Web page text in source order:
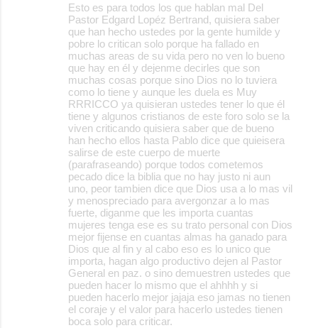
Esto es para todos los que hablan mal Del
Pastor Edgard Lopéz Bertrand, quisiera saber
que han hecho ustedes por la gente humilde y
pobre lo critican solo porque ha fallado en
muchas areas de su vida pero no ven lo bueno
que hay en él y dejenme decirles que son
muchas cosas porque sino Dios no lo tuviera
como lo tiene y aunque les duela es Muy
RRRICCO ya quisieran ustedes tener lo que él
tiene y algunos cristianos de este foro solo se la
viven criticando quisiera saber que de bueno
han hecho ellos hasta Pablo dice que quieisera
salirse de este cuerpo de muerte
(parafraseando) porque todos cometemos
pecado dice la biblia que no hay justo ni aun
uno, peor tambien dice que Dios usa a lo mas vil
y menospreciado para avergonzar a lo mas
fuerte, diganme que les importa cuantas
mujeres tenga ese es su trato personal con Dios
mejor fijense en cuantas almas ha ganado para
Dios que al fin y al cabo eso es lo unico que
importa, hagan algo productivo dejen al Pastor
General en paz. o sino demuestren ustedes que
pueden hacer lo mismo que el ahhhh y si
pueden hacerlo mejor jajaja eso jamas no tienen
el coraje y el valor para hacerlo ustedes tienen
boca solo para criticar.